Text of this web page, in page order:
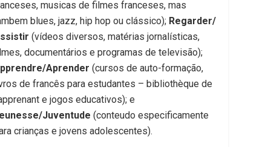
musicas de filmes franceses, mas
blues, jazz, hip hop ou clássico); Regarder/​
(vídeos diversos, matérias jornalísticas,
documentários e programas de televisão);
Aprender (cursos de auto-formação​,
de francês para estudantes – bibliothèque de
​e jogos educativos); e
Juventude (conteudo especificamente
crianças e jovens adolescentes)​.